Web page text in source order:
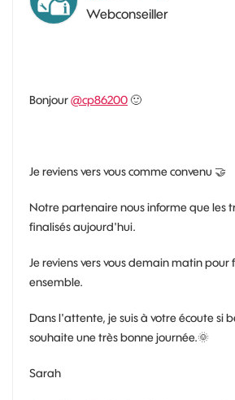
Webconseiller
Bonjour@cp86200🙂
Je reviens vers vous comme convenu 🤝
Notre partenaire nous informe que les
finalisés aujourd'hui.
Je reviens vers vous demain matin pour
ensemble.
Dans l'attente, je suis à votre écoute si
souhaite une très bonne journée.🌞
Sarah